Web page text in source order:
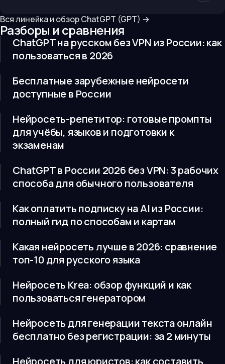
Вся линейка и обзорChatGPT (GPT) →
Разборы и сравнения
ChatGPT на русском без VPN из России: как
пользоваться в 2026
Бесплатные зарубежные нейросети
доступные в России
Нейросеть-репетитор: готовые промпты
для учёбы, языков и подготовки к
экзаменам
ChatGPT в России 2026 без VPN: 3 рабочих
способа для обычного пользователя
Как оплатить подписку на AI из России:
полный гид по способам и картам
Какая нейросеть лучше в 2026: сравнение
топ-10 для русского языка
Нейросеть Krea: обзор функций и как
пользоваться генератором
Нейросеть для генерации текста онлайн
бесплатно без регистрации: за 2 минуты
Нейросеть для юристов: как составить